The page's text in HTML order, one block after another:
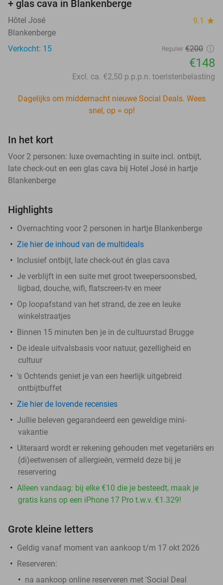
+ glas cava in Blankenberge
Hôtel José 9.1 star
Blankenberge
Verkocht: 15
Regulier €200
€148
Excl. ca. €2,50 p.p.p.n. toeristenbelasting
Dagelijks om middernacht nieuwe Social Deals. Wees
snel, op = op!
In het kort
Voor 2 personen: luxe overnachting in suite incl. ontbijt,
late check-out en een glas cava bij Hotel José in hartje
Blankenberge
Highlights
Overnachting voor 2 personen in hartje Blankenberge
Zie hier de inhoud van de multideals
Inclusief ontbijt, late check-out én glas cava
Je verblijft in een suite met groot tweepersoonsbed,
ligbad, douche, wifi, flatscreen-tv en meer
Op loopafstand van het strand, de zee en leuke
winkelstraatjes
Binnen 15 minuten ben je in de cultuurstad Brugge
De ideale uitvalsbasis voor natuur, gezelligheid en
cultuur
's Ochtends geniet je van een heerlijk uitgebreid
ontbijtbuffet
Zie hier de lovende recensies
Jullie beleven gegarandeerd een geweldige mini-
vakantie
Uiteraard wordt er rekening gehouden met vegetariërs en
(di)eetwensen of allergieën, vermeld deze bij je
reservering
Alleen vandaag: bij elke €10 die je besteedt, maak je
gratis kans op een iPhone 17 Pro t.w.v. €1.329!
Grote kleine letters
Geldig vanaf moment van aankoop t/m 17 okt 2026
Reserveren:
na aankoop online reserveren met 'Social Deal